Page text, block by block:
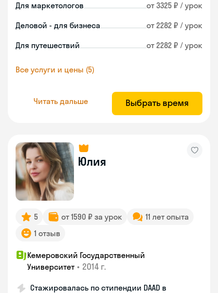
Для маркетологов от 3325 ₽ / урок
Деловой - для бизнеса от 2282 ₽ / урок
Для путешествий от 2282 ₽ / урок
Все услуги и цены (5)
Читать дальше Выбрать время
Юлия
5 от 1590 ₽ за урок
11 лет опыта
1 отзыв
Кемеровский Государственный
Университет • 2014 г.
Стажировалась по стипендии DAAD в